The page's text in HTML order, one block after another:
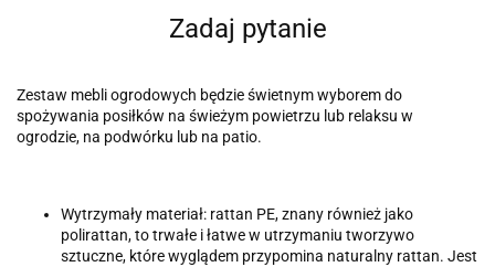
Zadaj pytanie
Zestaw mebli ogrodowych będzie świetnym wyborem do
spożywania posiłków na świeżym powietrzu lub relaksu w
ogrodzie, na podwórku lub na patio.
Wytrzymały materiał: rattan PE, znany również jako
polirattan, to trwałe i łatwe w utrzymaniu tworzywo
sztuczne, które wyglądem przypomina naturalny rattan. Jest